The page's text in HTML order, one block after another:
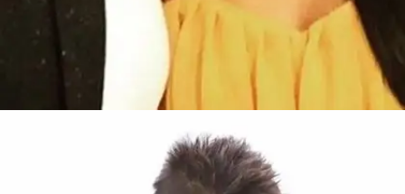
​रोहन मेहरा कांची सिंह ​